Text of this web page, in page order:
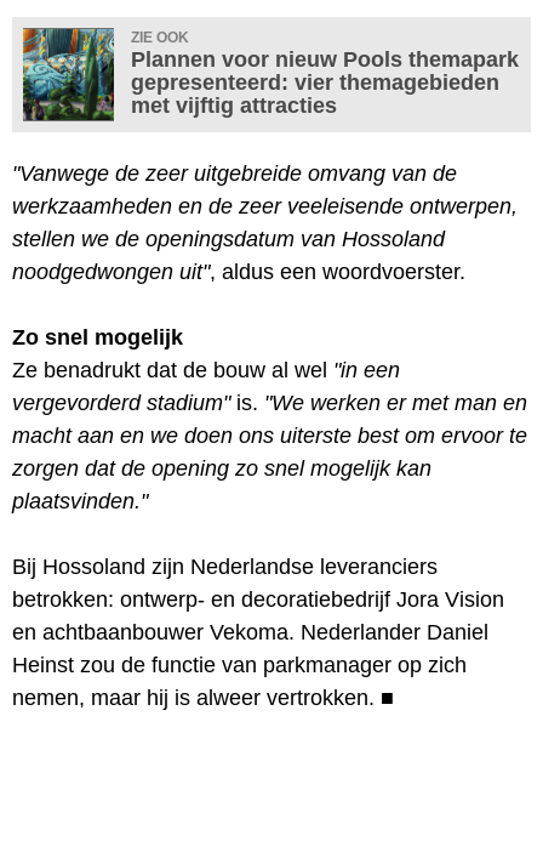
ZIE OOK
Plannen voor nieuw Pools themapark
gepresenteerd: vier themagebieden
met vijftig attracties
"Vanwege de zeer uitgebreide omvang van de
werkzaamheden en de zeer veeleisende ontwerpen,
stellen we de openingsdatum van Hossoland
noodgedwongen uit", aldus een woordvoerster.
Zo snel mogelijk
Ze benadrukt dat de bouw al wel "in een
vergevorderd stadium"is. "We werken er met man en
macht aan en we doen ons uiterste best om ervoor te
zorgen dat de opening zo snel mogelijk kan
plaatsvinden."
Bij Hossoland zijn Nederlandse leveranciers
betrokken: ontwerp- en decoratiebedrijf Jora Vision
en achtbaanbouwer Vekoma. Nederlander Daniel
Heinst zou de functie van parkmanager op zich
nemen, maar hij is alweer vertrokken. ■